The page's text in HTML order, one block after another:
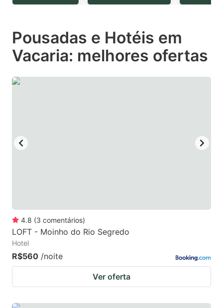
question
key
to
question
key
to
Pousadas e Hotéis em
Vacaria: melhores ofertas
4.8 (3 comentários)
LOFT - Moinho do Rio Segredo
Hotel
R$560 /noite
Ver oferta